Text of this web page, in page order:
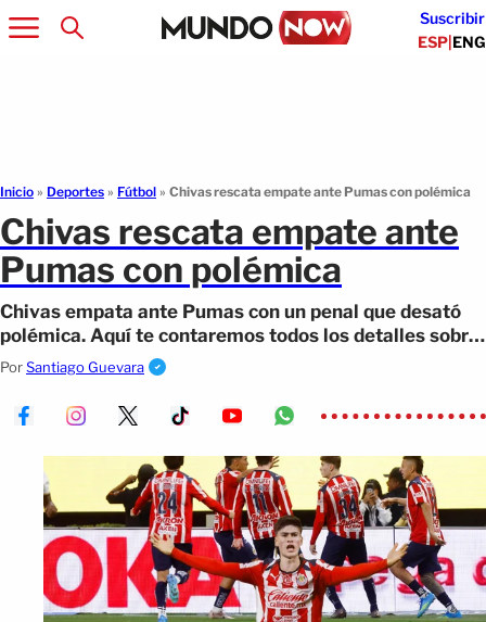
Suscribir
ESP|ENG
Inicio » Deportes » Fútbol » Chivas rescata empate ante Pumas con polémica
Chivas rescata empate ante
Pumas con polémica
Chivas empata ante Pumas con un penal que desató
polémica. Aquí te contaremos todos los detalles sobre
esto.
PorSantiago Guevara